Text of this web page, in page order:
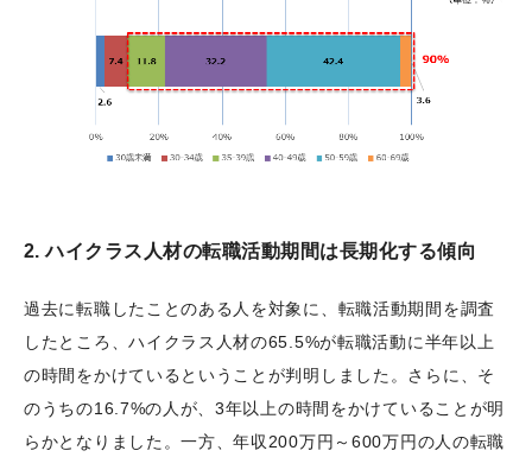
2. ハイクラス人材の転職活動期間は長期化する傾向
過去に転職したことのある人を対象に、転職活動期間を調査
したところ、ハイクラス人材の65.5%が転職活動に半年以上
の時間をかけているということが判明しました。さらに、そ
のうちの16.7%の人が、3年以上の時間をかけていることが明
らかとなりました。一方、年収200万円～600万円の人の転職